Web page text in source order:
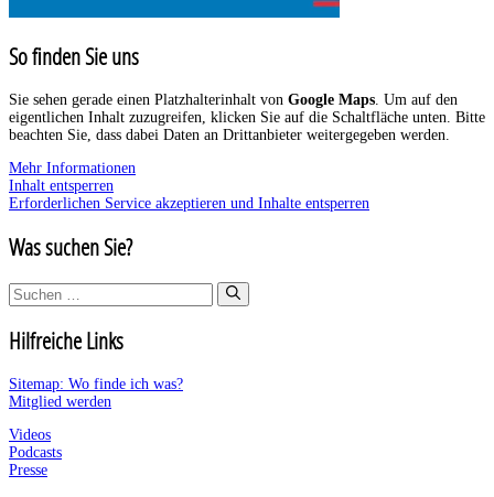
So finden Sie uns
Sie sehen gerade einen Platzhalterinhalt von Google Maps . Um auf den
eigentlichen Inhalt zuzugreifen, klicken Sie auf die Schaltfläche unten. Bitte
beachten Sie, dass dabei Daten an Drittanbieter weitergegeben werden.
Mehr Informationen
Inhalt entsperren
Erforderlichen Service akzeptieren und Inhalte entsperren
Was suchen Sie?
Suchen
nach:
Hilfreiche Links
Sitemap: Wo finde ich was?
Mitglied werden
Videos
Podcasts
Presse